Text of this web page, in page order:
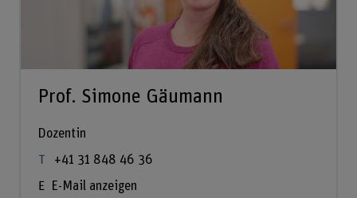
Prof. Simone Gäumann
Dozentin
+41 31 848 46 36
E-Mail anzeigen